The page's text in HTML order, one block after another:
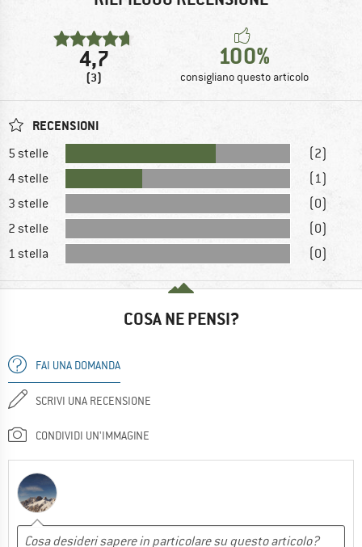
4,7
(3)
100%
consigliano questo articolo
RECENSIONI
5 stelle
(2)
4 stelle
(1)
3 stelle
(0)
2 stelle
(0)
1 stella
(0)
COSA NE PENSI?
FAI UNA DOMANDA
SCRIVI UNA RECENSIONE
CONDIVIDI UN'IMMAGINE